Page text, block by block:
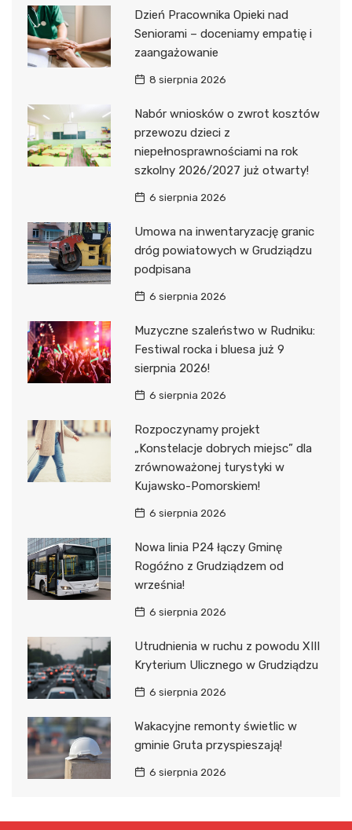
Dzień Pracownika Opieki nad
Seniorami – doceniamy empatię i
zaangażowanie
8 sierpnia 2026
Nabór wniosków o zwrot kosztów
przewozu dzieci z
niepełnosprawnościami na rok
szkolny 2026/2027 już otwarty!
6 sierpnia 2026
Umowa na inwentaryzację granic
dróg powiatowych w Grudziądzu
podpisana
6 sierpnia 2026
Muzyczne szaleństwo w Rudniku:
Festiwal rocka i bluesa już 9
sierpnia 2026!
6 sierpnia 2026
Rozpoczynamy projekt
„Konstelacje dobrych miejsc” dla
zrównoważonej turystyki w
Kujawsko-Pomorskiem!
6 sierpnia 2026
Nowa linia P24 łączy Gminę
Rogóźno z Grudziądzem od
września!
6 sierpnia 2026
Utrudnienia w ruchu z powodu XIII
Kryterium Ulicznego w Grudziądzu
6 sierpnia 2026
Wakacyjne remonty świetlic w
gminie Gruta przyspieszają!
6 sierpnia 2026